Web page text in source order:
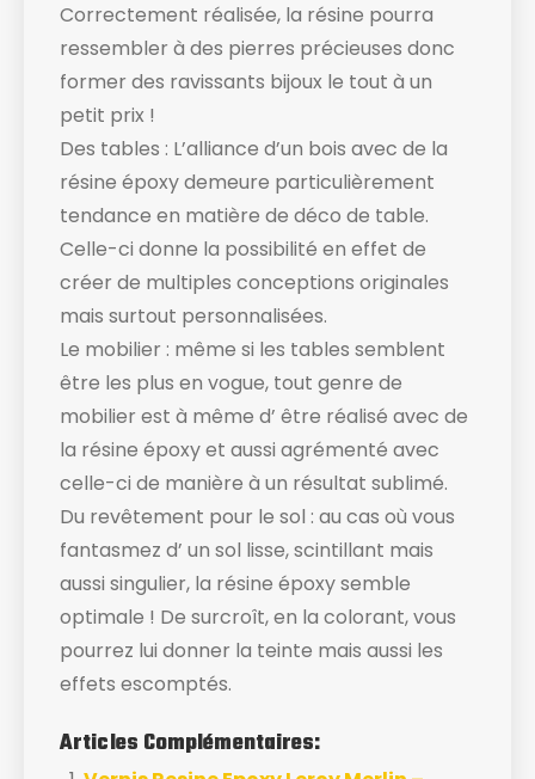
Correctement réalisée, la résine pourra
ressembler à des pierres précieuses donc
former des ravissants bijoux le tout à un
petit prix !
Des tables : L’alliance d’un bois avec de la
résine époxy demeure particulièrement
tendance en matière de déco de table.
Celle-ci donne la possibilité en effet de
créer de multiples conceptions originales
mais surtout personnalisées.
Le mobilier : même si les tables semblent
être les plus en vogue, tout genre de
mobilier est à même d’ être réalisé avec de
la résine époxy et aussi agrémenté avec
celle-ci de manière à un résultat sublimé.
Du revêtement pour le sol : au cas où vous
fantasmez d’ un sol lisse, scintillant mais
aussi singulier, la résine époxy semble
optimale ! De surcroît, en la colorant, vous
pourrez lui donner la teinte mais aussi les
effets escomptés.
Articles Complémentaires: